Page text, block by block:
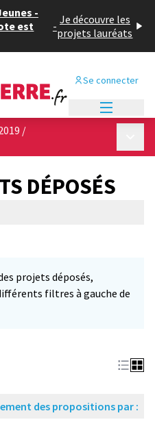
-
est
- Je découvre les
projets lauréats
Se connecter
/
DÉPOSÉS
projets déposés,
filtres à gauche de
des propositions par :